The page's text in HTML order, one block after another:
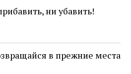
ни убавить!
в прежние места